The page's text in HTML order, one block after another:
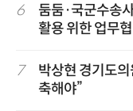
6
둠둠·국군수송
활용 위한 업무
7
박상현 경기도
축해야”